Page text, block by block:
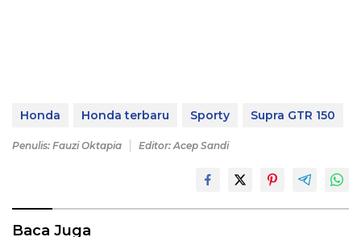
Honda Honda terbaru Sporty Supra GTR 150
Penulis: Fauzi Oktapia Editor: Acep Sandi
Baca Juga